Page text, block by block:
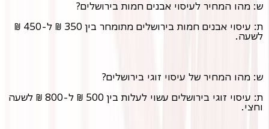
ש: מהו המחיר לעיסוי אבנים חמות בירושלים?
ת: עיסוי אבנים חמות בירושלים מתומחר בין 350 ₪ ל-450 ₪
לשעה.
ש: מהו המחיר של עיסוי זוגי בירושלים?
ת: עיסוי זוגי בירושלים עשוי לעלות בין 500 ₪ ל-800 ₪ לשעה
וחצי.